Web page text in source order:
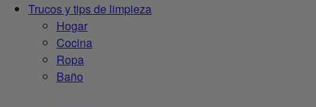
Trucos y tips de limpieza
Hogar
Cocina
Ropa
Baño